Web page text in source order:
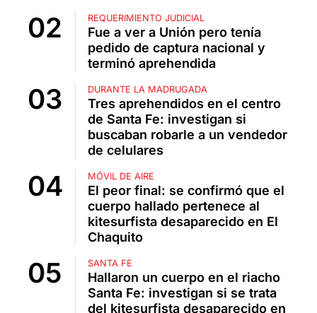
REQUERIMIENTO JUDICIAL
Fue a ver a Unión pero tenía
pedido de captura nacional y
terminó aprehendida
DURANTE LA MADRUGADA
Tres aprehendidos en el centro
de Santa Fe: investigan si
buscaban robarle a un vendedor
de celulares
MÓVIL DE AIRE
El peor final: se confirmó que el
cuerpo hallado pertenece al
kitesurfista desaparecido en El
Chaquito
SANTA FE
Hallaron un cuerpo en el riacho
Santa Fe: investigan si se trata
del kitesurfista desaparecido en